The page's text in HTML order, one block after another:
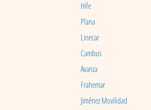
Hife
Plana
Linecar
Cambus
Avanza
Frahemar
Jiménez Movilidad